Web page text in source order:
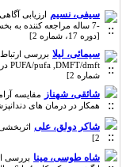
سیفی، نسیم
-7 ساله مراجعه کننده به
[دوره 17، شماره 2]
سیمائی، لیلا بررسی ارتباط
شماره 2]
شائقی، شهناز
همکار در درمان های دندانپزشکی [دوره
شاکر دولق، علی
2]
شاه طوسی، مینا بررسی